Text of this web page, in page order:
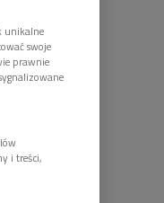
unikalne
swoje
prawnie
i treści,